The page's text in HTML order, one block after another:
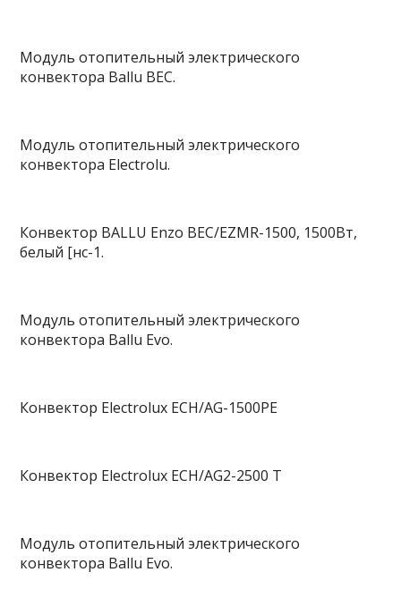
Модуль отопительный электрического
конвектора Ballu BEC.
Модуль отопительный электрического
конвектора Electrolu.
Конвектор BALLU Enzo BEC/EZMR-1500, 1500Вт,
белый [нс-1.
Модуль отопительный электрического
конвектора Ballu Evo.
Конвектор Electrolux ECH/AG-1500PE
Конвектор Electrolux ECH/AG2-2500 T
Модуль отопительный электрического
конвектора Ballu Evo.